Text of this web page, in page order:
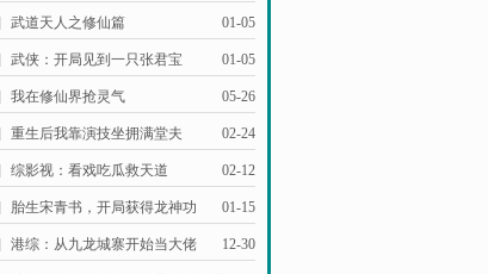
武道天人之修仙篇 01-05
武侠：开局见到一只张君宝 01-05
我在修仙界抢灵气 05-26
重生后我靠演技坐拥满堂夫 02-24
综影视：看戏吃瓜救天道 02-12
胎生宋青书，开局获得龙神功 01-15
港综：从九龙城寨开始当大佬 12-30